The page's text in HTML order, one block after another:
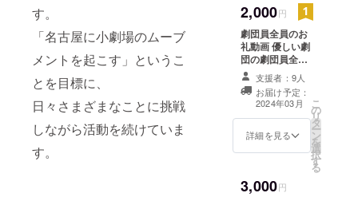
す。
「名古屋に小劇場のムーブ
メントを起こす」というこ
とを目標に、
日々さまざまなことに挑戦
しながら活動を続けていま
す。
2,000円
劇団員全員のお
礼動画 優しい劇
団の劇団員全員
から、映像でお
礼をさせていた
だきます。
支援者：9人
お届け予定：
2024年03月
詳細を見る
こ
の
リ
タ
ー
ン
を
選
択
す
る
3,000円